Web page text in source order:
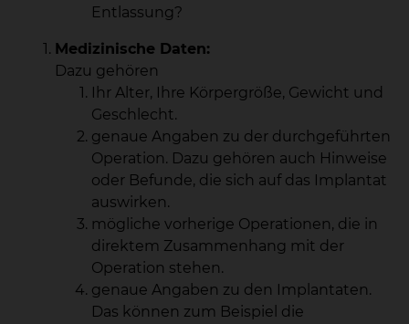
Entlassung?
Medizinische Daten:
Dazu gehören
Ihr Alter, Ihre Körpergröße, Gewicht und
Geschlecht.
genaue Angaben zu der durchgeführten
Operation. Dazu gehören auch Hinweise
oder Befunde, die sich auf das Implantat
auswirken.
mögliche vorherige Operationen, die in
direktem Zusammenhang mit der
Operation stehen.
genaue Angaben zu den Implantaten.
Das können zum Beispiel die